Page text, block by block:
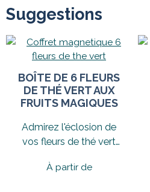
Suggestions
BOÎTE DE 6 FLEURS
DE THÉ VERT AUX
FRUITS MAGIQUES
Admirez l'éclosion de
vos fleurs de thé vert
dégustez...
À partir de